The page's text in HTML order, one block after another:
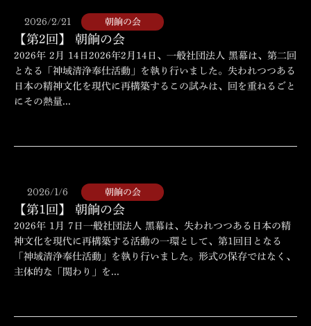
2026/2/21 朝餉の会
【第2回】 朝餉の会
2026年 2月 14日2026年2月14日、一般社団法人 黑幕は、第二回
となる「神域清浄奉仕活動」を執り行いました。失われつつある
日本の精神文化を現代に再構築するこの試みは、回を重ねるごと
にその熱量...
2026/1/6 朝餉の会
【第1回】 朝餉の会
2026年 1月 7日一般社団法人 黑幕は、失われつつある日本の精
神文化を現代に再構築する活動の一環として、第1回目となる
「神域清浄奉仕活動」を執り行いました。形式の保存ではなく、
主体的な「関わり」を...